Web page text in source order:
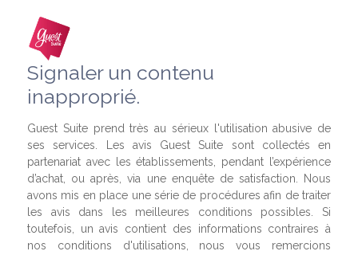
Signaler un contenu
inapproprié.
Guest Suite prend très au sérieux l'utilisation abusive de
ses services. Les avis Guest Suite sont collectés en
partenariat avec les établissements, pendant l’expérience
d’achat, ou après, via une enquête de satisfaction. Nous
avons mis en place une série de procédures afin de traiter
les avis dans les meilleures conditions possibles. Si
toutefois, un avis contient des informations contraires à
nos conditions d'utilisations, nous vous remercions